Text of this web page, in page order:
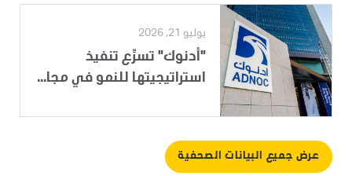
يوليو 21, 2026
"أدنوك" تسرِّع تنفيذ
استراتيجيتها للنمو في مجا...
عرض جميع البيانات الصحفية